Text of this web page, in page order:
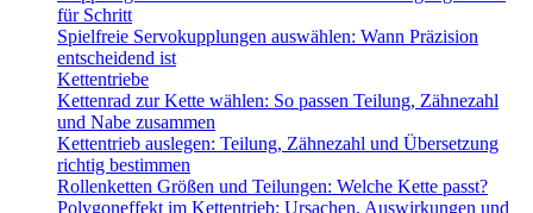
für Schritt
Spielfreie Servokupplungen auswählen: Wann Präzision
entscheidend ist
Kettentriebe
Kettenrad zur Kette wählen: So passen Teilung, Zähnezahl
und Nabe zusammen
Kettentrieb auslegen: Teilung, Zähnezahl und Übersetzung
richtig bestimmen
Rollenketten Größen und Teilungen: Welche Kette passt?
Polygoneffekt im Kettentrieb: Ursachen, Auswirkungen und